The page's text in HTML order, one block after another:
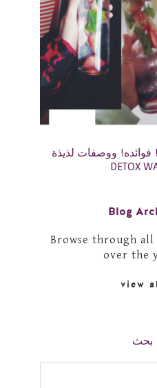
فوائده! ووصفات لذيذة ❤
DETOX
Blog
Browse through all
over the
view
بحث